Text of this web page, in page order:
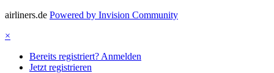
airliners.de Powered by Invision Community
×
Bereits registriert? Anmelden
Jetzt registrieren